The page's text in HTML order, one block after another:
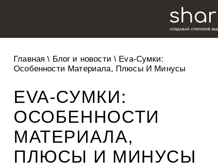
Главная \ Блог и новости \ Eva-Сумки:
Особенности Материала, Плюсы И Минусы
EVA-СУМКИ:
ОСОБЕННОСТИ
МАТЕРИАЛА,
ПЛЮСЫ И МИНУСЫ